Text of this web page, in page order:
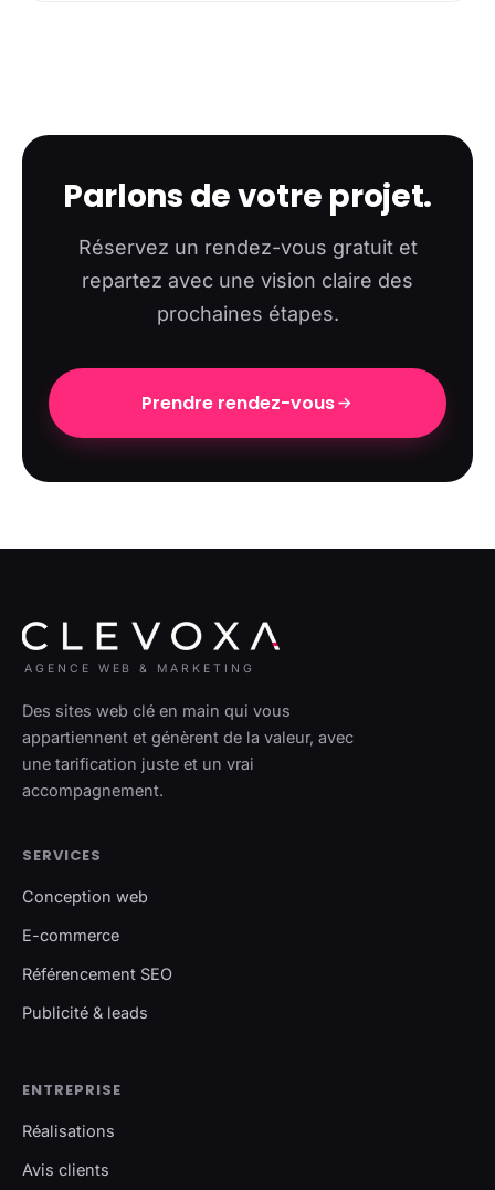
Parlons de votre projet.
Réservez un rendez-vous gratuit et
repartez avec une vision claire des
prochaines étapes.
Prendre rendez-vous
AGENCE WEB & MARKETING
Des sites web clé en main qui vous
appartiennent et génèrent de la valeur, avec
une tarification juste et un vrai
accompagnement.
SERVICES
Conception web
E-commerce
Référencement SEO
Publicité & leads
ENTREPRISE
Réalisations
Avis clients